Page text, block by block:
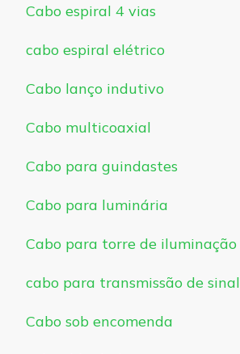
Cabo espiral 4 vias
cabo espiral elétrico
Cabo lanço indutivo
Cabo multicoaxial
Cabo para guindastes
Cabo para luminária
Cabo para torre de iluminação
cabo para transmissão de sinal
Cabo sob encomenda